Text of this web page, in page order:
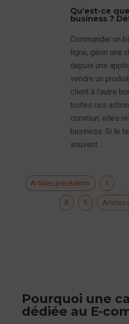
Qu’est-ce
business ?
Commander un
ligne, gérer une
depuis une
vendre un
client à l’autre
toutes ces
commun, elles
business. Si le
souvent...
Articles précédents 1
8 9 Articles
Pourquoi une
dédiée au E-